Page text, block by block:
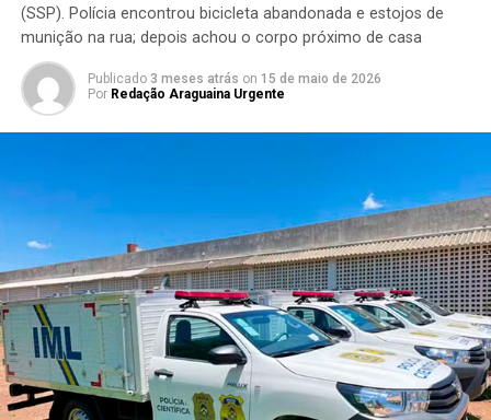
(SSP). Polícia encontrou bicicleta abandonada e estojos de
munição na rua; depois achou o corpo próximo de casa
Publicado 3 meses atrás on 15 de maio de 2026
Por Redação Araguaina Urgente